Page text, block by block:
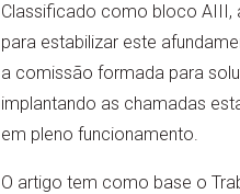
Classificado como bloco AIII,
para estabilizar este
a comissão formada para
implantando as chamadas
em pleno funcionamento.
O artigo tem como base o